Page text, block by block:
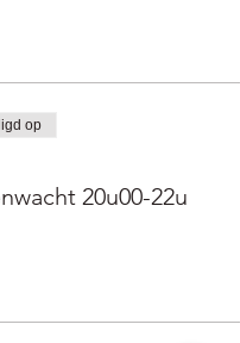
op
20u00-22u